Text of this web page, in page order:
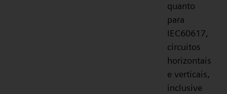
quanto
para
IEC60617,
circuitos
horizontais
e verticais,
inclusive